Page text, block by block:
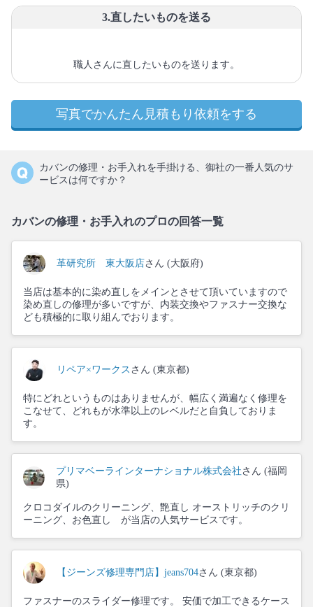
3.直したいものを送る
職人さんに直したいものを送ります。
写真でかんたん見積もり依頼をする
カバンの修理・お手入れを手掛ける、御社の一番人気のサ
ービスは何ですか？
カバンの修理・お手入れのプロの回答一覧
革研究所 東大阪店さん (大阪府)
当店は基本的に染め直しをメインとさせて頂いていますので
染め直しの修理が多いですが、内装交換やファスナー交換な
ども積極的に取り組んでおります。
リペア×ワークス さん (東京都)
特にどれというものはありませんが、幅広く満遍なく修理を
こなせて、どれもが水準以上のレベルだと自負しておりま
す。
プリマベーラインターナショナル株式会社 さん (福岡
県)
クロコダイルのクリーニング、艶直し オーストリッチのクリ
ーニング、お色直し が当店の人気サービスです。
【ジーンズ修理専門店】jeans704さん (東京都)
ファスナーのスライダー修理です。 安価で加工できるケース